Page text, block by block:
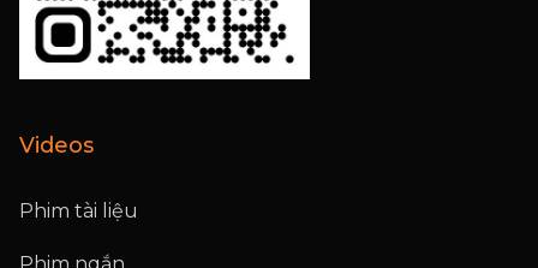
Videos
Phim tài liệu